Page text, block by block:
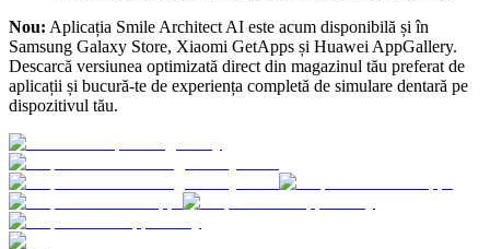
Nou: Aplicația Smile Architect AI este acum disponibilă și în
Samsung Galaxy Store, Xiaomi GetApps și Huawei AppGallery.
Descarcă versiunea optimizată direct din magazinul tău preferat de
aplicații și bucură-te de experiența completă de simulare dentară pe
dispozitivul tău.